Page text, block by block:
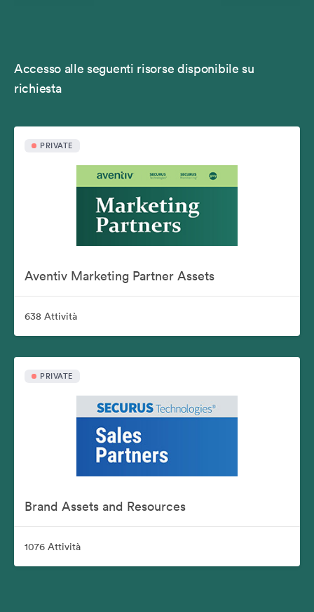
Accesso alle seguenti risorse disponibile su
richiesta
PRIVATE
Aventiv Marketing Partner Assets
638 Attività
PRIVATE
Brand Assets and Resources
1076 Attività